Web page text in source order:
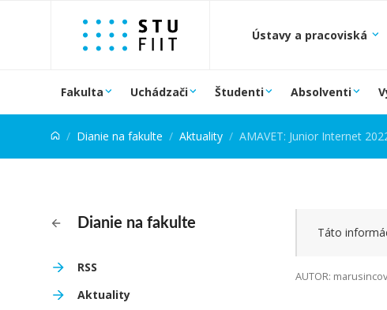
Prejsť na obsah
Ústavy a pracoviská
Fakulta Uchádzači Študenti Absolventi
Dianie na fakulte Aktuality AMAVET: Junior Internet
Dianie na fakulte
RSS
Aktuality
Táto
AUTOR: